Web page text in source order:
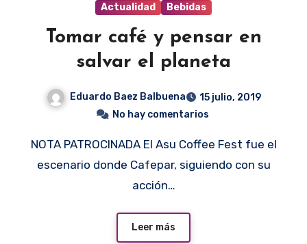
Actualidad Bebidas
Tomar café y pensar en
salvar el planeta
Eduardo Baez Balbuena
15 julio, 2019
No hay comentarios
NOTA PATROCINADA El Asu Coffee Fest fue el
escenario donde Cafepar, siguiendo con su
acción…
Leer más